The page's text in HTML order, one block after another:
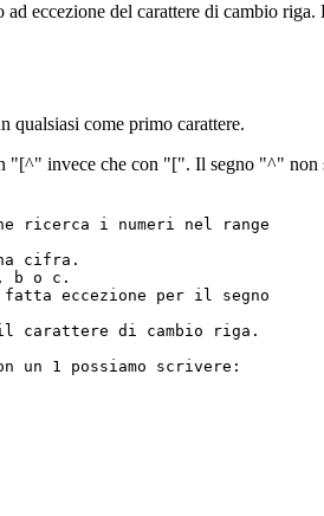
eccezione del carattere di cambio riga.
qualsiasi come primo carattere.
"[^" invece che con "[". Il segno "^"
ricerca i numeri nel range
cifra.
b o c.
eccezione per il segno
carattere di cambio riga.
un 1 possiamo scrivere: